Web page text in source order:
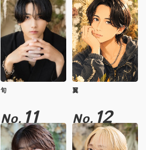
旬 翼
No.11 No.12